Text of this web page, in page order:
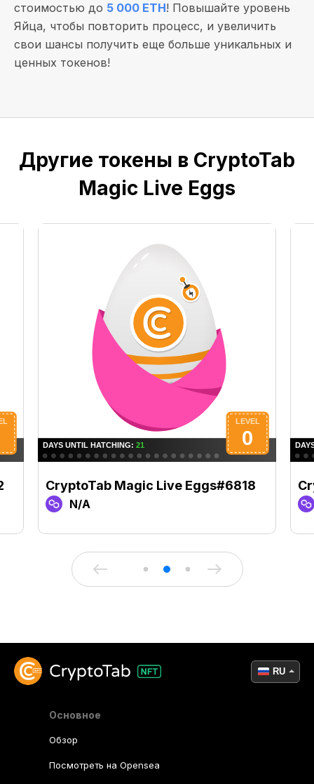
стоимостью до 5 000 ETH! Повышайте уровень
Яйца, чтобы повторить процесс, и увеличить
свои шансы получить еще больше уникальных и
ценных токенов!
Другие токены в CryptoTab
Magic Live Eggs
CryptoTab Magic Live Eggs#6818
N/A
Основное
Обзор
Посмотреть на Opensea
RU